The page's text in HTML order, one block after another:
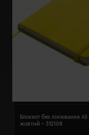
Блокнот без лініювання
жовтий - 312108